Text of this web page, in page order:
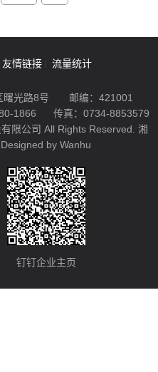
友情链接 流量统计
曙光路8号
邮编：421001
1866
传真：0734-8853579
限公司 All Rights Reserved. 湘
Designed by Wanhu
钉钉企业主页